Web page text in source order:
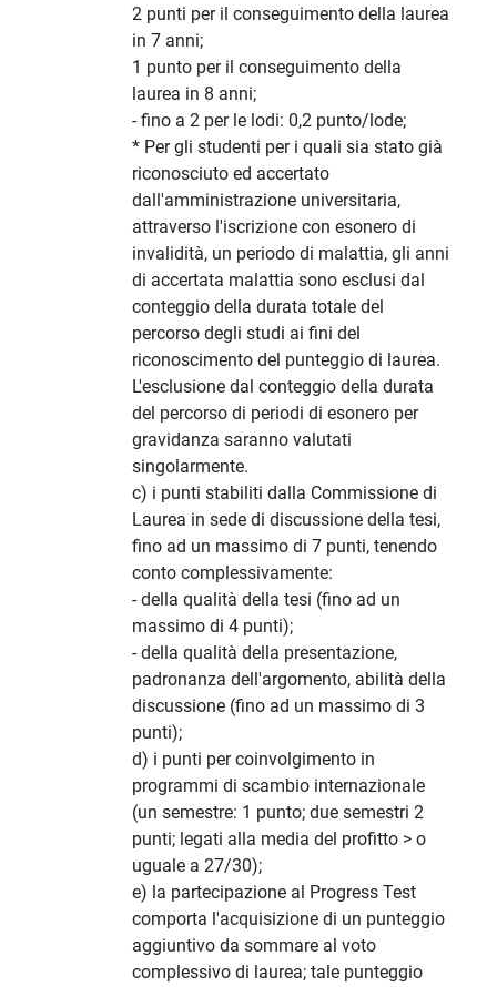
2 punti per il conseguimento della laurea
in 7 anni;
1 punto per il conseguimento della
laurea in 8 anni;
- fino a 2 per le lodi: 0,2 punto/lode;
* Per gli studenti per i quali sia stato già
riconosciuto ed accertato
dall'amministrazione universitaria,
attraverso l'iscrizione con esonero di
invalidità, un periodo di malattia, gli anni
di accertata malattia sono esclusi dal
conteggio della durata totale del
percorso degli studi ai fini del
riconoscimento del punteggio di laurea.
L'esclusione dal conteggio della durata
del percorso di periodi di esonero per
gravidanza saranno valutati
singolarmente.
c) i punti stabiliti dalla Commissione di
Laurea in sede di discussione della tesi,
fino ad un massimo di 7 punti, tenendo
conto complessivamente:
- della qualità della tesi (fino ad un
massimo di 4 punti);
- della qualità della presentazione,
padronanza dell'argomento, abilità della
discussione (fino ad un massimo di 3
punti);
d) i punti per coinvolgimento in
programmi di scambio internazionale
(un semestre: 1 punto; due semestri 2
punti; legati alla media del profitto > o
uguale a 27/30);
e) la partecipazione al Progress Test
comporta l'acquisizione di un punteggio
aggiuntivo da sommare al voto
complessivo di laurea; tale punteggio